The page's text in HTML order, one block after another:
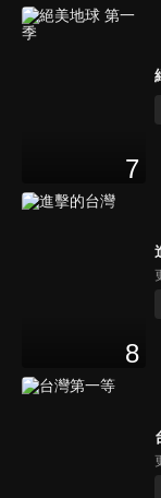
7
8